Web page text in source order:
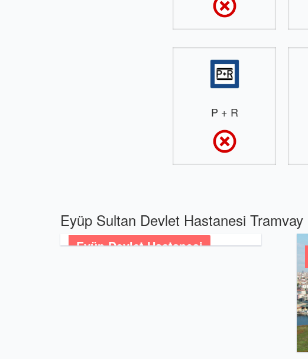
P + R
Eyüp Sultan Devlet Hastanesi Tramvay
Eyüp Devlet Hastanesi